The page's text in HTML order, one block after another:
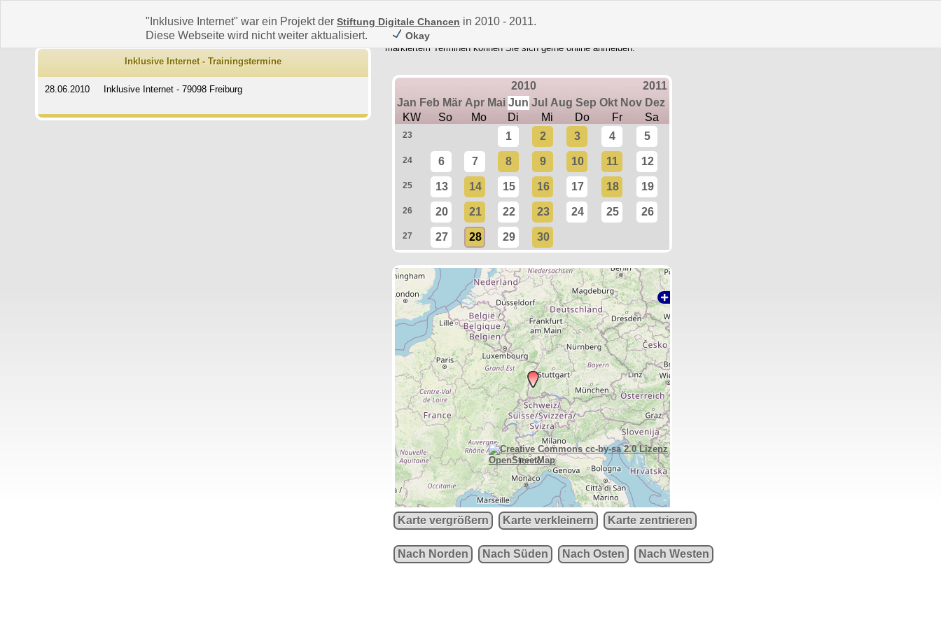
"Inklusive Internet" war ein Projekt der Stiftung Digitale Chancen in 2010 - 2011.
Diese Webseite wird nicht weiter aktualisiert.
Okay
Inklusive Internet - Trainingstermine
28.06.2010 Inklusive Internet - 79098 Freiburg
Die roten Markierungen auf der Landkarten kennzeichnen Termine in der Vergangenheit oder sind bereits ausgebucht. Zu den gelb
markiertem Terminen können Sie sich gerne online anmelden.
2010
2011
Jan Feb Mär Apr Mai Jun Jul Aug Sep Okt Nov Dez
KW
So Mo Di Mi Do Fr Sa
23 1 2 3 4 5
24 6 7 8 9 10 11 12
25 13 14 15 16 17 18 19
26 20 21 22 23 24 25 26
27 27 28 29 30
OpenStreetMap